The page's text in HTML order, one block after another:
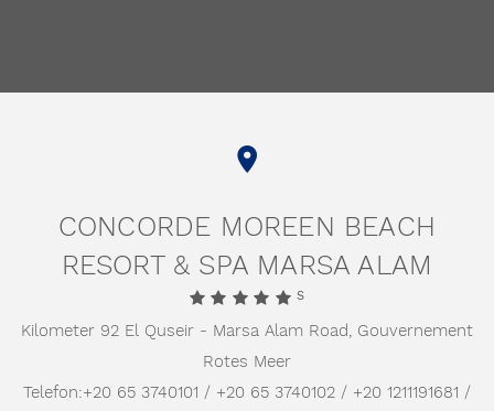
CONCORDE MOREEN BEACH
RESORT & SPA MARSA ALAM
S
Kilometer 92 El Quseir - Marsa Alam Road, Gouvernement
Rotes Meer
Telefon:+20 65 3740101 / +20 65 3740102 / +20 1211191681 /